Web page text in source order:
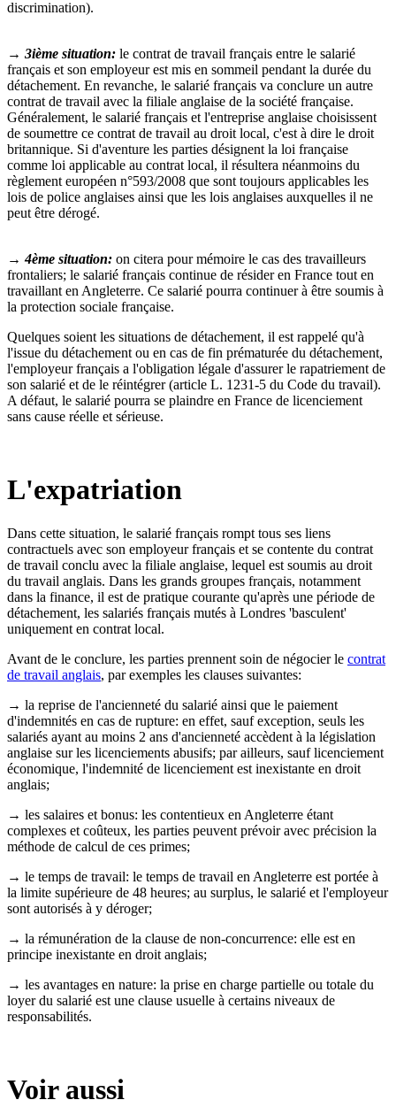
discrimination).
→ 3ième situation: le contrat de travail français entre le salarié
français et son employeur est mis en sommeil pendant la durée du
détachement. En revanche, le salarié français va conclure un autre
contrat de travail avec la filiale anglaise de la société française.
Généralement, le salarié français et l'entreprise anglaise choisissent
de soumettre ce contrat de travail au droit local, c'est à dire le droit
britannique. Si d'aventure les parties désignent la loi française
comme loi applicable au contrat local, il résultera néanmoins du
règlement européen n°593/2008 que sont toujours applicables les
lois de police anglaises ainsi que les lois anglaises auxquelles il ne
peut être dérogé.
→ 4ème situation: on citera pour mémoire le cas des travailleurs
frontaliers; le salarié français continue de résider en France tout en
travaillant en Angleterre. Ce salarié pourra continuer à être soumis à
la protection sociale française.
Quelques soient les situations de détachement, il est rappelé qu'à
l'issue du détachement ou en cas de fin prématurée du détachement,
l'employeur français a l'obligation légale d'assurer le rapatriement de
son salarié et de le réintégrer (article L. 1231-5 du Code du travail).
A défaut, le salarié pourra se plaindre en France de licenciement
sans cause réelle et sérieuse.
L'expatriation
Dans cette situation, le salarié français rompt tous ses liens
contractuels avec son employeur français et se contente du contrat
de travail conclu avec la filiale anglaise, lequel est soumis au droit
du travail anglais. Dans les grands groupes français, notamment
dans la finance, il est de pratique courante qu'après une période de
détachement, les salariés français mutés à Londres 'basculent'
uniquement en contrat local.
Avant de le conclure, les parties prennent soin de négocier le contrat
de travail anglais, par exemples les clauses suivantes:
→ la reprise de l'ancienneté du salarié ainsi que le paiement
d'indemnités en cas de rupture: en effet, sauf exception, seuls les
salariés ayant au moins 2 ans d'ancienneté accèdent à la législation
anglaise sur les licenciements abusifs; par ailleurs, sauf licenciement
économique, l'indemnité de licenciement est inexistante en droit
anglais;
→ les salaires et bonus: les contentieux en Angleterre étant
complexes et coûteux, les parties peuvent prévoir avec précision la
méthode de calcul de ces primes;
→ le temps de travail: le temps de travail en Angleterre est portée à
la limite supérieure de 48 heures; au surplus, le salarié et l'employeur
sont autorisés à y déroger;
→ la rémunération de la clause de non-concurrence: elle est en
principe inexistante en droit anglais;
→ les avantages en nature: la prise en charge partielle ou totale du
loyer du salarié est une clause usuelle à certains niveaux de
responsabilités.
Voir aussi